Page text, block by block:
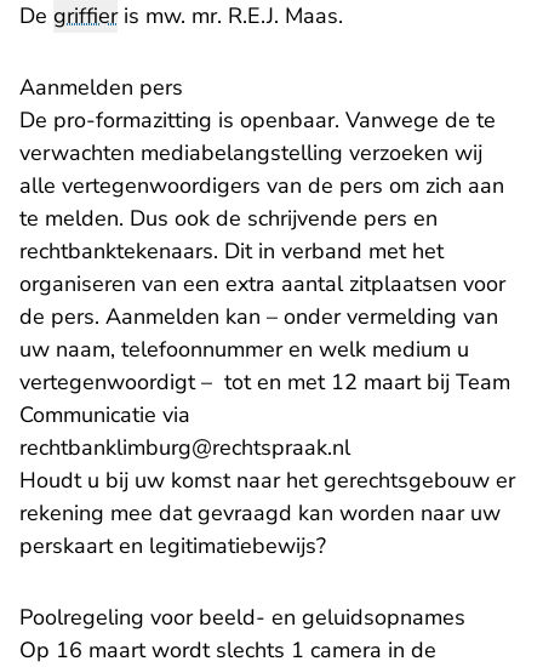
De griffieris mw. mr. R.E.J. Maas.
Aanmelden pers
De pro-formazitting is openbaar. Vanwege de te
verwachten mediabelangstelling verzoeken wij
alle vertegenwoordigers van de pers om zich aan
te melden. Dus ook de schrijvende pers en
rechtbanktekenaars. Dit in verband met het
organiseren van een extra aantal zitplaatsen voor
de pers. Aanmelden kan – onder vermelding van
uw naam, telefoonnummer en welk medium u
vertegenwoordigt – tot en met 12 maart bij Team
Communicatie via
rechtbanklimburg@rechtspraak.nl
Houdt u bij uw komst naar het gerechtsgebouw er
rekening mee dat gevraagd kan worden naar uw
perskaart en legitimatiebewijs?
Poolregeling voor beeld- en geluidsopnames
Op 16 maart wordt slechts 1 camera in de